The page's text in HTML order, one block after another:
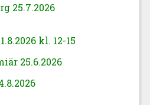
25.7.2026
kl. 12-15
25.6.2026